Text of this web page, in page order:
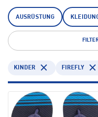
AUSRÜSTUNG
KINDER FIREFLY